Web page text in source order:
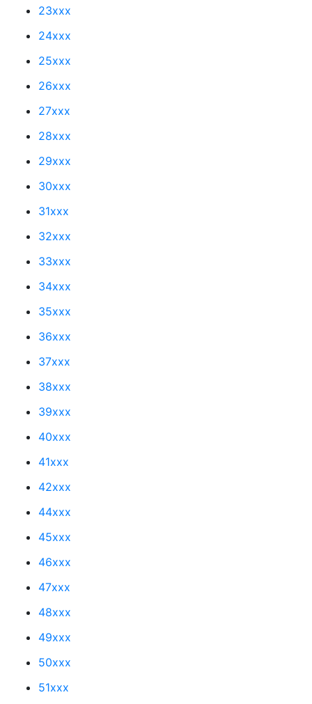
23xxx
24xxx
25xxx
26xxx
27xxx
28xxx
29xxx
30xxx
31xxx
32xxx
33xxx
34xxx
35xxx
36xxx
37xxx
38xxx
39xxx
40xxx
41xxx
42xxx
44xxx
45xxx
46xxx
47xxx
48xxx
49xxx
50xxx
51xxx